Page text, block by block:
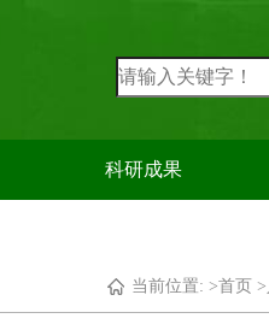
科研成果
当前位置: >首页 >